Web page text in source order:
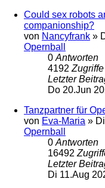
Could sex robots
companionship?
von Nancyfrank »
Opernball
0 Antworten
4192 Zugriffe
Letzter
Do 20.Jun
Tanzpartner für
von Eva-Maria »
Opernball
0 Antworten
16492
Letzter
Di 11.Aug